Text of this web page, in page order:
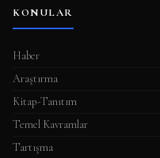
KONULAR
Haber
Araştırma
Kitap-Tanıtım
Temel Kavramlar
Tartışma